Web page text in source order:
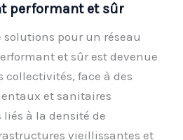
performant et sûr
solutions pour un réseau
et sûr est devenue
collectivités, face à des
et sanitaires
liés à la densité de
vieillissantes et